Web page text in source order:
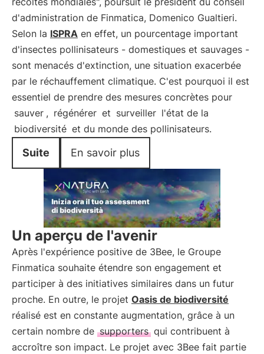
d'administration de Finmatica, Domenico Gualtieri.
Selon la ISPRA en effet, un pourcentage important
d'insectes pollinisateurs - domestiques et sauvages -
sont menacés d'extinction, une situation exacerbée
par le réchauffement climatique. C'est pourquoi il est
essentiel de prendre des mesures concrètes pour
sauver , régénérer et surveiller l'état de la
biodiversité et du monde des pollinisateurs.
Suite En savoir plus
Un aperçu de l'avenir
Après l'expérience positive de 3Bee, le Groupe
Finmatica souhaite étendre son engagement et
participer à des initiatives similaires dans un futur
proche. En outre, le projet Oasis de biodiversité
réalisé est en constante augmentation, grâce à un
certain nombre de supporters qui contribuent à
accroître son impact. Le projet avec 3Bee fait partie